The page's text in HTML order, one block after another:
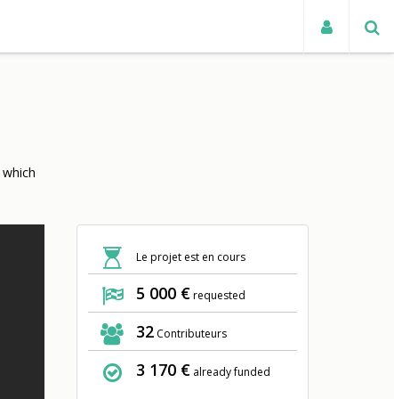
Le projet est en cours
5 000 €requested
32 Contributeurs
3 170 € already funded